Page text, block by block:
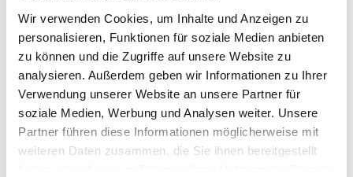
Wir verwenden Cookies, um Inhalte und Anzeigen zu
personalisieren, Funktionen für soziale Medien anbieten
zu können und die Zugriffe auf unsere Website zu
analysieren. Außerdem geben wir Informationen zu Ihrer
Verwendung unserer Website an unsere Partner für
soziale Medien, Werbung und Analysen weiter. Unsere
Partner führen diese Informationen möglicherweise mit
weiteren Daten zusammen, die Sie ihnen bereitgestellt
T+39 0473 291135
WAR DER INHALT FÜR DICH HILFREICH?